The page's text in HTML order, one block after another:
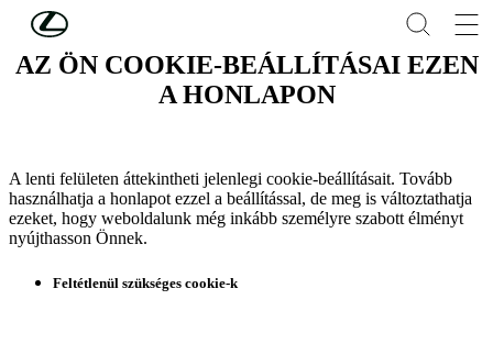
Skip to Main Content
AZ ÖN COOKIE-BEÁLLÍTÁSAI EZEN
A HONLAPON
A lenti felületen áttekintheti jelenlegi cookie-beállításait. Tovább
használhatja a honlapot ezzel a beállítással, de meg is változtathatja
ezeket, hogy weboldalunk még inkább személyre szabott élményt
nyújthasson Önnek.
Feltétlenül szükséges cookie-k